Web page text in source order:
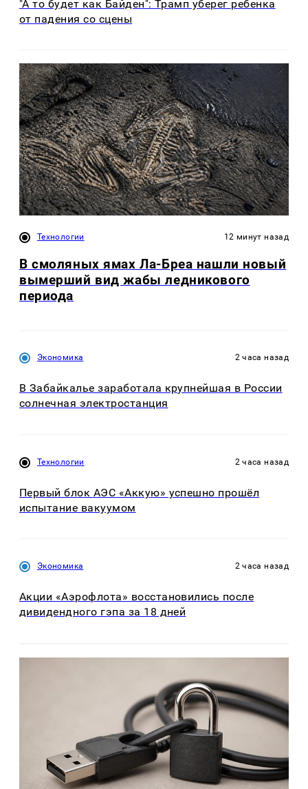
"А то будет как Байден": Трамп уберег ребенка
от падения со сцены
Технологии 12 минут назад
В смоляных ямах Ла-Бреа нашли новый
вымерший вид жабы ледникового
периода
Экономика 2 часа назад
В Забайкалье заработала крупнейшая в России
солнечная электростанция
Технологии 2 часа назад
Первый блок АЭС «Аккую» успешно прошёл
испытание вакуумом
Экономика 2 часа назад
Акции «Аэрофлота» восстановились после
дивидендного гэпа за 18 дней